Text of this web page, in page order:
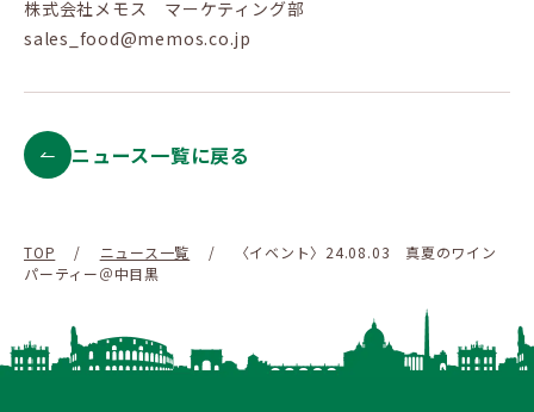
株式会社メモス マーケティング部
sales_food@memos.co.jp
ニュース一覧に戻る
TOP / ニュース一覧 /
〈イベント〉24.08.03 真夏のワイン
パーティー＠中目黒